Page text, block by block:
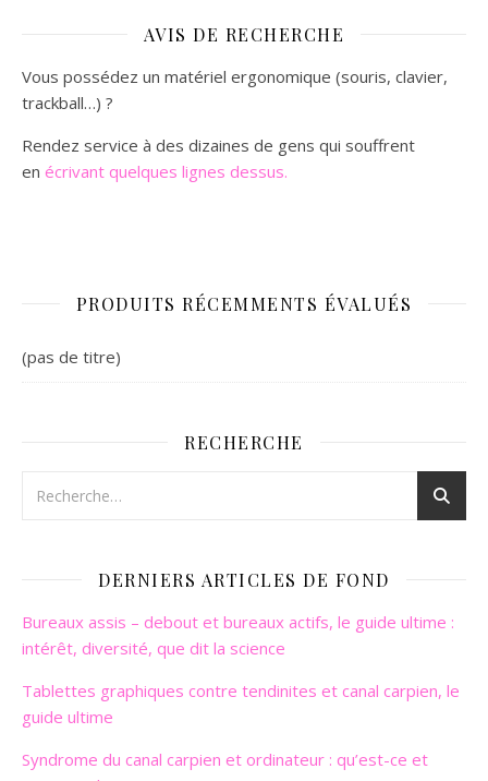
AVIS DE RECHERCHE
Vous possédez un matériel ergonomique (souris, clavier,
trackball…) ?
Rendez service à des dizaines de gens qui souffrent
en écrivant quelques lignes dessus.
PRODUITS RÉCEMMENTS ÉVALUÉS
(pas de titre)
RECHERCHE
DERNIERS ARTICLES DE FOND
Bureaux assis – debout et bureaux actifs, le guide ultime :
intérêt, diversité, que dit la science
Tablettes graphiques contre tendinites et canal carpien, le
guide ultime
Syndrome du canal carpien et ordinateur : qu’est-ce et